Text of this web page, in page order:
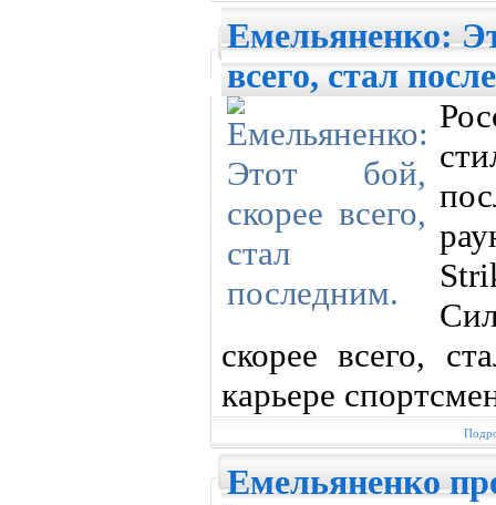
Емельяненко:
всего, стал
скорее всего,
карьере
Емельяненко